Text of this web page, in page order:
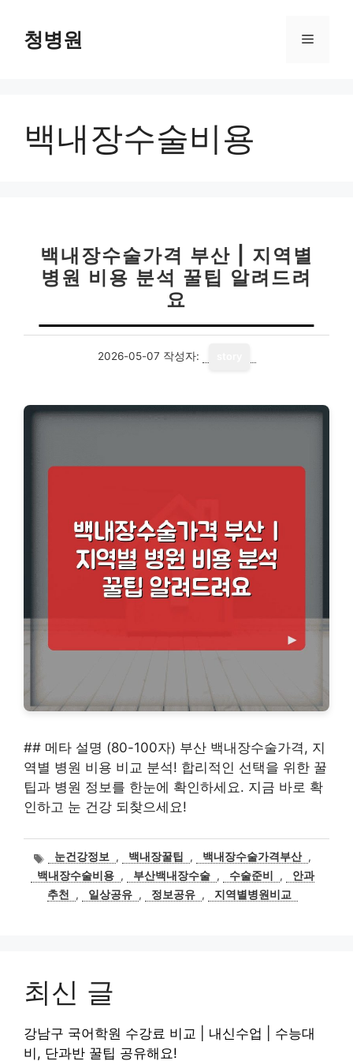
청병원 메
백내장수술비용
백내장수술가격 부산 | 지역별
병원 비용 분석 꿀팁 알려드려
요
2026-05-07 작성자:
## 메타 설명 (80-100자) 부산 백내장수술가격, 지
역별 병원 비용 비교 분석! 합리적인 선택을 위한 꿀
팁과 병원 정보를 한눈에 확인하세요. 지금 바로 확
인하고 눈 건강 되찾으세요!
태
그
눈건강정보 , 백내장꿀팁 , 백내장수술가격부산 ,
백내장수술비용 , 부산백내장수술 , 수술준비 ,
안과
추천
, 일상공유 , 정보공유 , 지역별병원비교
최신 글
강남구 국어학원 수강료 비교 | 내신수업 | 수능대
비, 단과반 꿀팁 공유해요!